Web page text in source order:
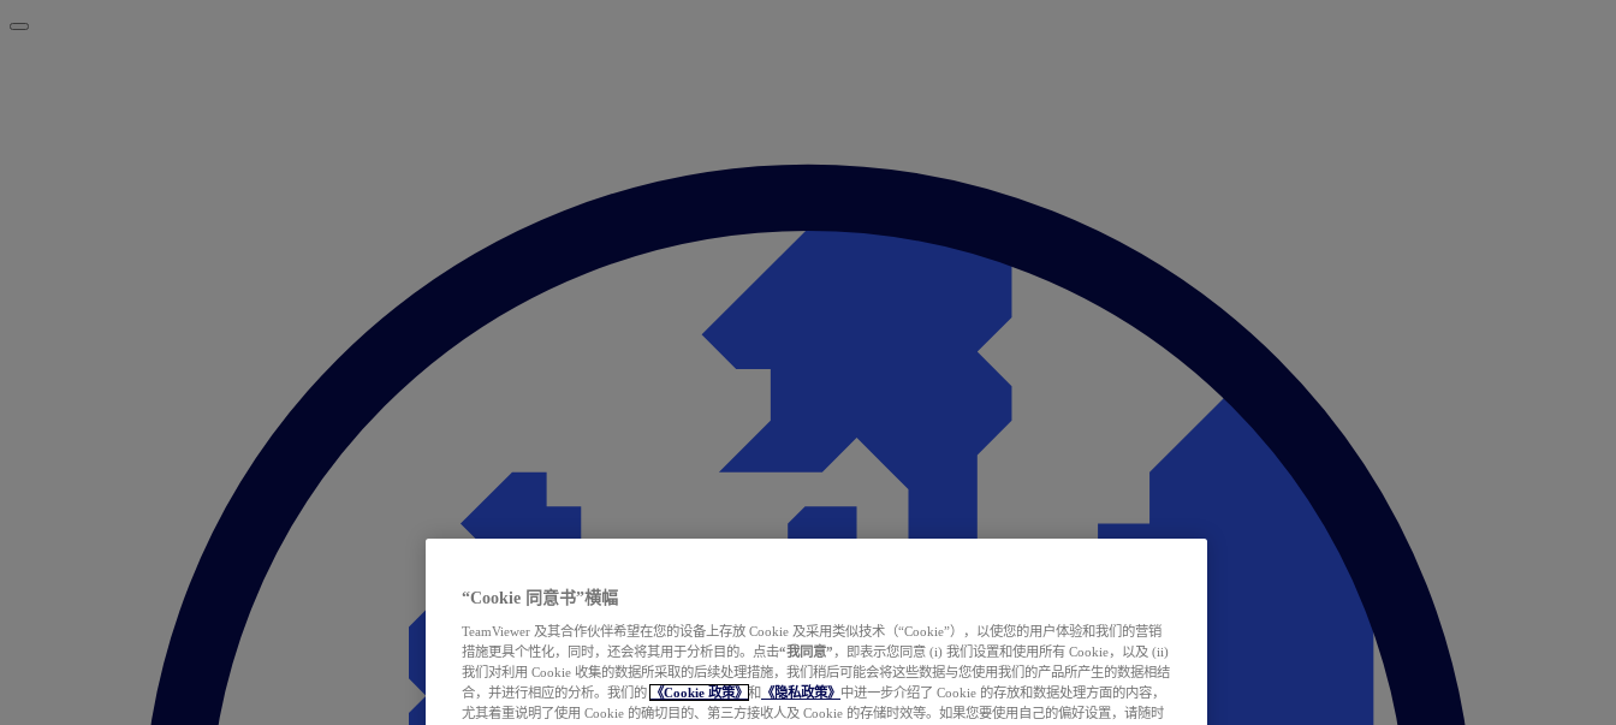
“Cookie 同意书”横幅
TeamViewer 及其合作伙伴希望在您的设备上存放 Cookie 及采用类似技术（“Cookie”），以使您的用户体验和我们的营销
措施更具个性化，同时，还会将其用于分析目的。点击“我同意” ，即表示您同意 (i) 我们设置和使用所有 Cookie，以及 (ii)
我们对利用 Cookie 收集的数据所采取的后续处理措施，我们稍后可能会将这些数据与您使用我们的产品所产生的数据相结
合，并进行相应的分析。我们的
《Cookie 政策》 和 《隐私政策》 中进一步介绍了 Cookie 的存放和数据处理方面的内容，
尤其着重说明了使用 Cookie 的确切目的、第三方接收人及 Cookie 的存储时效等。如果您要使用自己的偏好设置，请随时